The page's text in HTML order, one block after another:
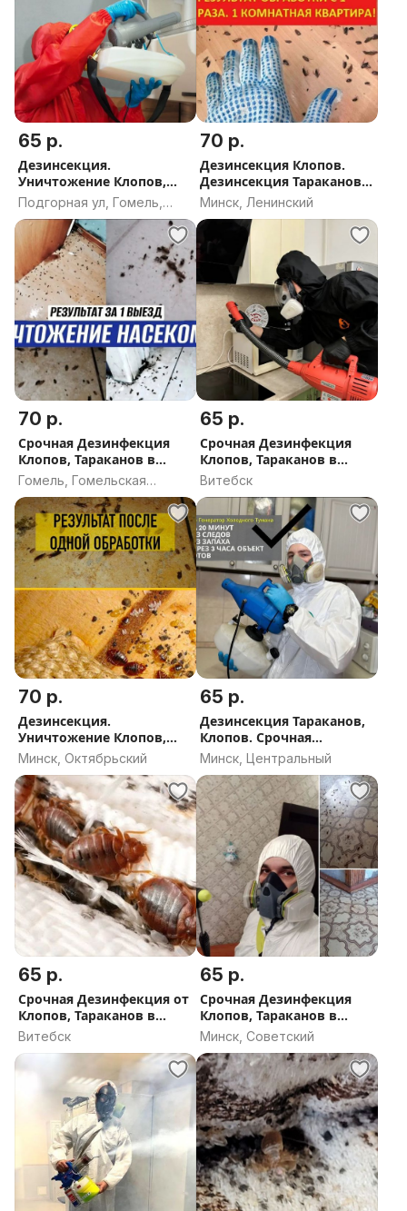
ПОЛУЧЕНИЕ БЫСТРОГО РЕЗУЛЬТАТА
ПРОИЗВОДИТСЯ СПОСОБОМ ИСПОЛЬЗОВАНИЯ
МИКСА ПРЕПАРАТОВ (НЕСКОЛЬКО ВИДОВ СРАЗУ)
ВОЗМОЖНА ОБРАБОТКА ПРЕПАРАТАМИ БЕЗ
ЗАПАХА
ЗВОНИТЕ, КОНСУЛЬТИРУЙТЕСЬ, НЕ
СТЕСНЯЙТЕСЬ!
65 р.
Дезинсекция.
Уничтожение Клопов,
Тараканов, Клещей
Подгорная ул, Гомель,
Гомельская область
70 р.
Дезинсекция Клопов.
Дезинсекция Тараканов.
Дезинсекция блох.
Уничтожение Клопов,
Тараканов, Клещей
Минск, Ленинский
70 р.
Срочная Дезинфекция
Клопов, Тараканов в
Гомеле. Дезинсекция
кожееда. Дезинсекция
блох
Гомель, Гомельская
область
65 р.
Срочная Дезинфекция
Клопов, Тараканов в
Витебске
Витебск
70 р.
Дезинсекция.
Уничтожение Клопов,
Тараканов, Клещей
Минск, Октябрьский
65 р.
Дезинсекция Тараканов,
Клопов. Срочная
обработка Дезинсекция
кожееда, дезинсекция
блох
Минск, Центральный
65 р.
Срочная Дезинфекция от
Клопов, Тараканов в
Витебске
Витебск
65 р.
Срочная Дезинфекция
Клопов, Тараканов в
Могилеве
Минск, Советский